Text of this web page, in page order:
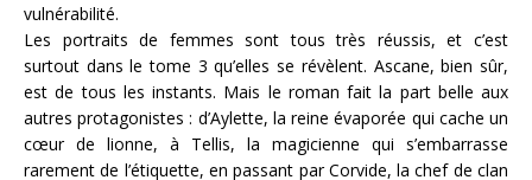
vulnérabilité.
Les portraits de femmes sont tous très réussis, et c’est
surtout dans le tome 3 qu’elles se révèlent. Ascane, bien sûr,
est de tous les instants. Mais le roman fait la part belle aux
autres protagonistes : d’Aylette, la reine évaporée qui cache un
cœur de lionne, à Tellis, la magicienne qui s’embarrasse
rarement de l’étiquette, en passant par Corvide, la chef de clan